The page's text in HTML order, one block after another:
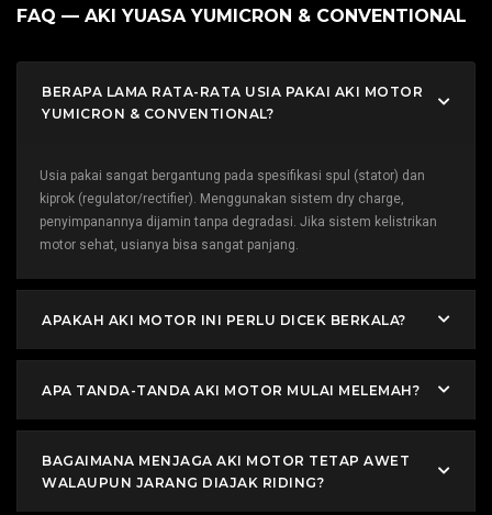
FAQ — AKI YUASA YUMICRON & CONVENTIONAL
BERAPA LAMA RATA-RATA USIA PAKAI AKI MOTOR
YUMICRON & CONVENTIONAL?
Usia pakai sangat bergantung pada spesifikasi spul (stator) dan
kiprok (regulator/rectifier). Menggunakan sistem dry charge,
penyimpanannya dijamin tanpa degradasi. Jika sistem kelistrikan
motor sehat, usianya bisa sangat panjang.
APAKAH AKI MOTOR INI PERLU DICEK BERKALA?
APA TANDA-TANDA AKI MOTOR MULAI MELEMAH?
BAGAIMANA MENJAGA AKI MOTOR TETAP AWET
WALAUPUN JARANG DIAJAK RIDING?